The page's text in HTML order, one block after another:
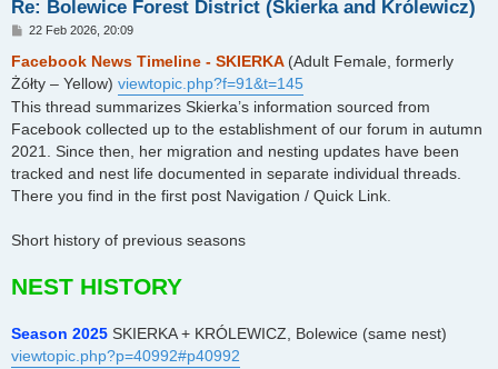
Re: Bolewice Forest District (Skierka and Królewicz)
P
s
22 Feb 2026, 20:09
Facebook News Timeline - SKIERKA (Adult Female, formerly
Żółty – Yellow) viewtopic.php?f=91&t=145
This thread summarizes Skierka’s information sourced from
Facebook collected up to the establishment of our forum in autumn
2021. Since then, her migration and nesting updates have been
tracked and nest life documented in separate individual threads.
There you find in the first post Navigation / Quick Link.
Short history of previous seasons
NEST HISTORY
Season 2025 SKIERKA + KRÓLEWICZ, Bolewice (same nest)
viewtopic.php?p=40992#p40992